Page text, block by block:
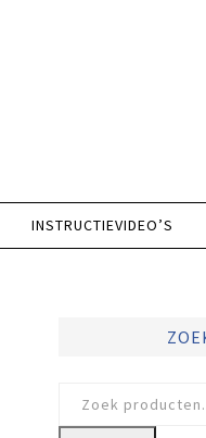
INSTRUCTIEVIDEO’S
naar: